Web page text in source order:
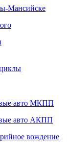
авто МКПП
авто АКПП
вождение